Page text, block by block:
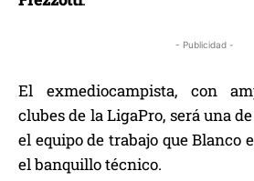
- Publicidad -
El exmediocampista, con
clubes de la LigaPro, será una
el equipo de trabajo que Blanco
el banquillo técnico.